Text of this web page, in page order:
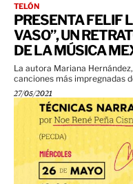
TELÓN
PRESENTA FELIF
VASO”, UN
DE LA MÚSICA
La autora Mariana
canciones más impregnadas
27/05/2021